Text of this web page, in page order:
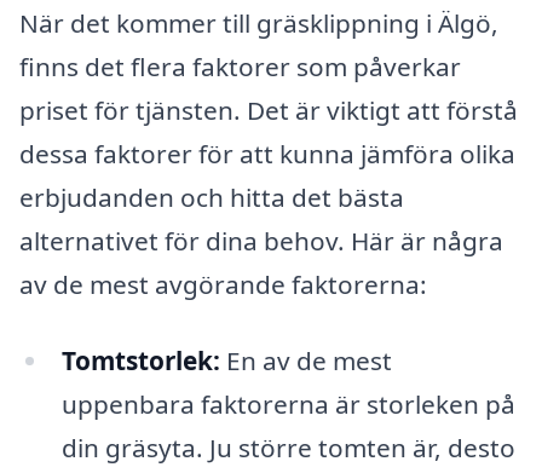
När det kommer till gräsklippning i Älgö,
finns det flera faktorer som påverkar
priset för tjänsten. Det är viktigt att förstå
dessa faktorer för att kunna jämföra olika
erbjudanden och hitta det bästa
alternativet för dina behov. Här är några
av de mest avgörande faktorerna:
Tomtstorlek: En av de mest
uppenbara faktorerna är storleken på
din gräsyta. Ju större tomten är, desto